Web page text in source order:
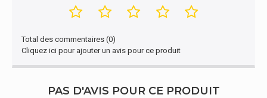
Total des commentaires (0)
Cliquez ici pour ajouter un avis pour ce produit
PAS D'AVIS POUR CE PRODUIT